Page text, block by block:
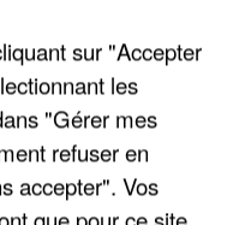
LES REFUGES
sur "Accepter
les
"Gérer mes
refuser en
accepter". Vos
que pour ce site.